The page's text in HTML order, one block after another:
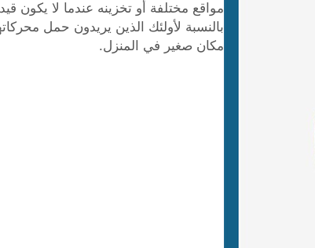
مواقع مختلفة أو تخزينه عندما لا يكون
بالنسبة لأولئك الذين يريدون حمل
مكان صغير في المنزل.